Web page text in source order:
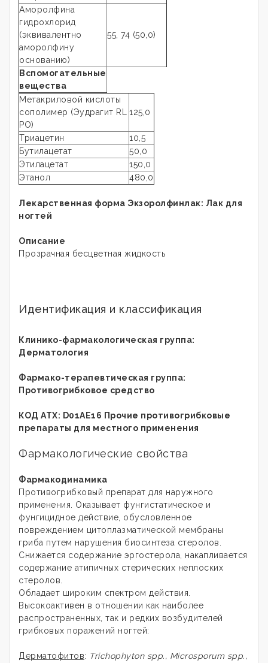
Аморолфина
гидрохлорид
(эквивалентно
аморолфину
основанию)
55, 74 (50,0)
Вспомогательные
вещества
Метакриловой кислоты
сополимер (Эудрагит RL
PO)
125,0
Триацетин
10,5
Бутилацетат
50,0
Этилацетат
150,0
Этанол
480,0
Лекарственная форма Экзоролфинлак: Лак для
ногтей
Описание
Прозрачная бесцветная жидкость
Идентификация и классификация
Клинико-фармакологическая группа:
Дерматология
Фармако-терапевтическая группа:
Противогрибковое средство
КОД АТХ: D01AE16 Прочие противогрибковые
препараты для местного применения
Фармакологические свойства
Фармакодинамика
Противогрибковый препарат для наружного
применения. Оказывает фунгистатическое и
фунгицидное действие, обусловленное
повреждением цитоплазматической мембраны
гриба путем нарушения биосинтеза стеролов.
Снижается содержание эргостерола, накапливается
содержание атипичных стерических неплоских
стеролов.
Обладает широким спектром действия.
Высокоактивен в отношении как наиболее
распространенных, так и редких возбудителей
грибковых поражений ногтей:
Дерматофитов: Trichophyton spp., Microsporum spp.,